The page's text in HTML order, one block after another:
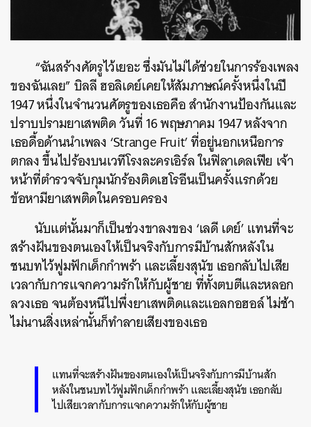
“ฉันสร้างศัตรูไว้เยอะ ซึ่งมันไม่ได้ช่วยในการร้องเพลง
ของฉันเลย” บิลลี ฮอลิเดย์เคยให้สัมภาษณ์ครั้งหนึ่งในปี
1947 หนึ่งในจำนวนศัตรูของเธอคือ สำนักงานป้องกันและ
ปราบปรามยาเสพติด วันที่ 16 พฤษภาคม 1947 หลังจาก
เธอดื้อด้านนำเพลง ‘Strange Fruit’ ที่อยู่นอกเหนือการ
ตกลง ขึ้นไปร้องบนเวทีโรงละครเอิร์ล ในฟิลาเดลเฟีย เจ้า
หน้าที่ตำรวจจับกุมนักร้องติดเฮโรอีนเป็นครั้งแรกด้วย
ข้อหามียาเสพติดในครอบครอง
นับแต่นั้นมาก็เป็นช่วงขาลงของ ‘เลดี เดย์’ แทนที่จะ
สร้างฝันของตนเองให้เป็นจริงกับการมีบ้านสักหลังใน
ชนบทไว้ฟูมฟักเด็กกำพร้า และเลี้ยงสุนัข เธอกลับไปเสีย
เวลากับการแจกความรักให้กับผู้ชาย ที่ทั้งตบตีและหลอก
ลวงเธอ จนต้องหนีไปพึ่งยาเสพติดและแอลกอฮอล์ ไม่ช้า
ไม่นานสิ่งเหล่านั้นก็ทำลายเสียงของเธอ
แทนที่จะสร้างฝันของตนเองให้เป็นจริงกับการมีบ้านสัก
หลังในชนบทไว้ฟูมฟักเด็กกำพร้า และเลี้ยงสุนัข เธอกลับ
ไปเสียเวลากับการแจกความรักให้กับผู้ชาย